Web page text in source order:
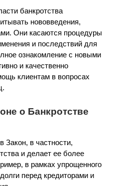
банкротства
нововведения,
Они касаются процедуры
и последствий для
ознакомление с новыми
и качественно
клиентам в вопросах
о Банкротстве
Закон, в частности,
и делает ее более
в рамках упрощенного
перед кредиторами и